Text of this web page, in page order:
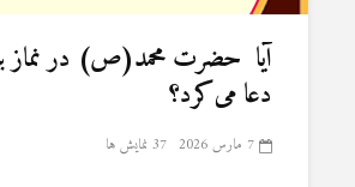
آیا حضرت محمد(ص) در نماز
دعا می‌کرد؟
7 مارس 2026 37 نمایش ها